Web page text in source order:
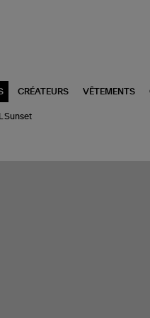
CRÉATEURS VÊTEMENTS
Sunset